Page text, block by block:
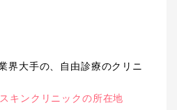
界大手の、自由診療のクリニ
キンクリニックの所在地